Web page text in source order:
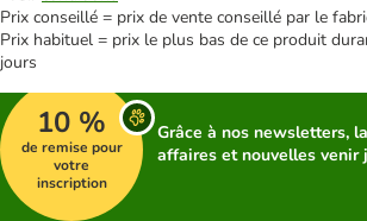
Prix conseillé = prix de vente conseillé par le
Prix habituel = prix le plus bas de ce produit
jours
10 %
de remise pour
votre
inscription
Grâce à nos newsletters,
affaires et nouvelles venir